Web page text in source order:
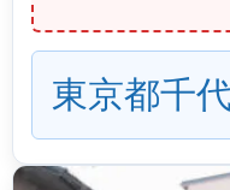
東京都千